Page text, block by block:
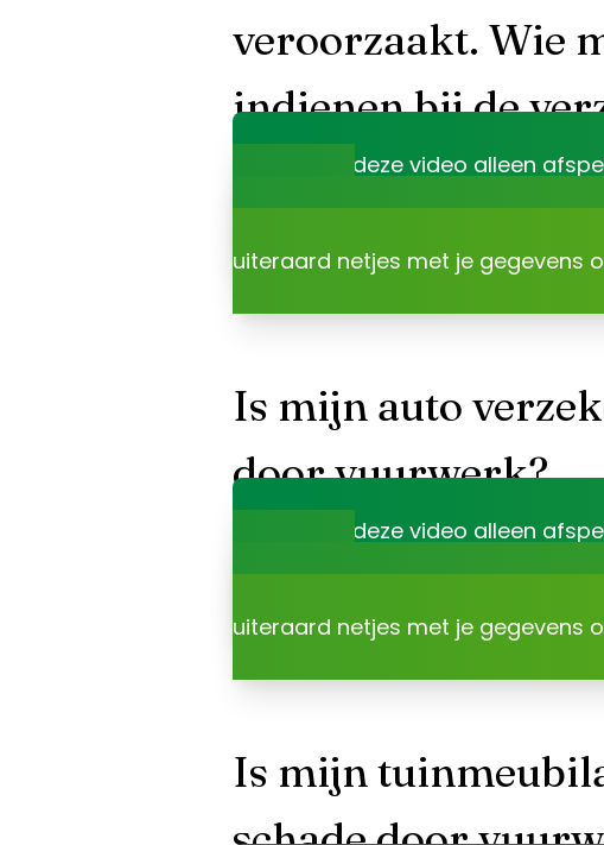
veroorzaakt. Wie
indienen bij de
Je kunt deze video alleen
Dat is niet onze keuze, maar het
uiteraard netjes met je gegevens
Is mijn auto
door vuurwerk?
Je kunt deze video alleen
Dat is niet onze keuze, maar het
uiteraard netjes met je gegevens
Is mijn